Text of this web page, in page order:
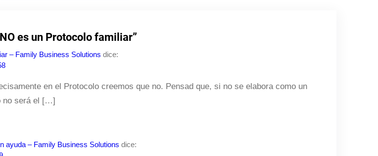
es un Protocolo familiar”
– Family Business Solutions dice:
en el Protocolo creemos que no. Pensad que, si no se elabora como un
no será el […]
ayuda – Family Business Solutions dice: